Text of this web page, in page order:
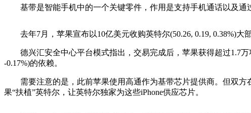
基带是智能手机中的一个关键零件，作用是支持手机通话以及通
去年7月，苹果宣布以10亿美元收购英特尔(50.26, 0.19, 0.38%)大
德兴汇安全中心平台模式指出，交易完成后，苹果获得超过1.7万
-0.17%)的依赖。
需要注意的是，此前苹果使用高通作为基带芯片提供商。但双方在
果“扶植”英特尔，让英特尔独家为这些iPhone供应芯片。